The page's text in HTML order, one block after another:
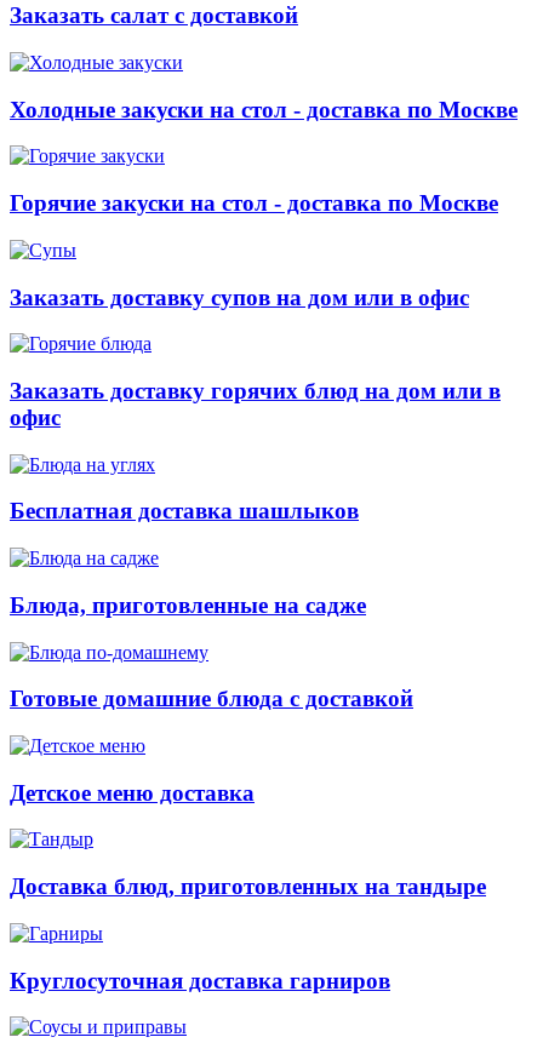
Заказать салат с доставкой
Холодные закуски на стол - доставка по Москве
Горячие закуски на стол - доставка по Москве
Заказать доставку супов на дом или в офис
Заказать доставку горячих блюд на дом или в
офис
Бесплатная доставка шашлыков
Блюда, приготовленные на садже
Готовые домашние блюда с доставкой
Детское меню доставка
Доставка блюд, приготовленных на тандыре
Круглосуточная доставка гарниров